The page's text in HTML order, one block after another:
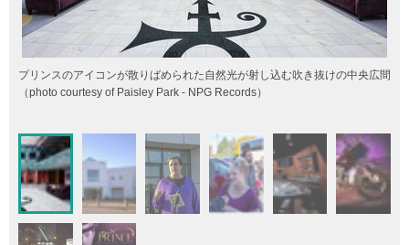
プリンスのアイコンが散りばめられた自然光が射し込む吹き抜けの中央広間
（photo courtesy of Paisley Park - NPG Records）